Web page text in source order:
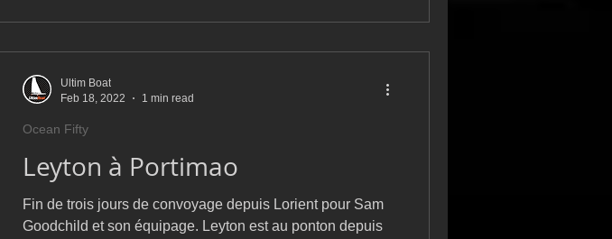
Leyton à Portimao
Fin de trois jours de convoyage depuis Lorient pour Sam
Goodchild et son équipage. Leyton est au ponton depuis
Ocean Fifty
Ultim Boat
Feb 18, 2022
1 min read